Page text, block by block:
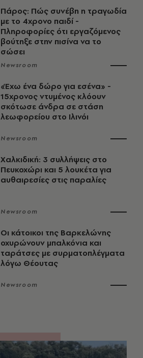
Πάρος: Πώς συνέβη η τραγωδία
με το 4χρονο παιδί -
Πληροφορίες ότι εργαζόμενος
βούτηξε στην πισίνα να το
σώσει
Newsroom
«Έχω ένα δώρο για εσένα» -
15χρονος ντυμένος κλόουν
σκότωσε άνδρα σε στάση
λεωφορείου στο Ιλινόι
Newsroom
Χαλκιδική: 3 συλλήψεις στο
Πευκοχώρι και 5 λουκέτα για
αυθαιρεσίες στις παραλίες
Newsroom
Οι κάτοικοι της Βαρκελώνης
οχυρώνουν μπαλκόνια και
ταράτσες με συρματοπλέγματα
λόγω Θέουτας
Newsroom